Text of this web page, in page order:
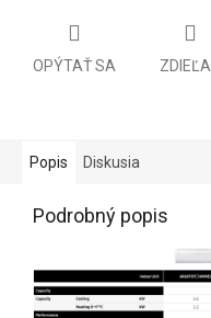
OPÝTAŤ SA
Popis Diskusia
Podrobný popis